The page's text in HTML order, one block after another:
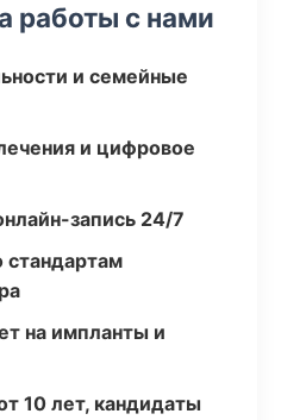
работы с нами
и семейные
и цифровое
запись 24/7
стандартам
на импланты и
10 лет, кандидаты